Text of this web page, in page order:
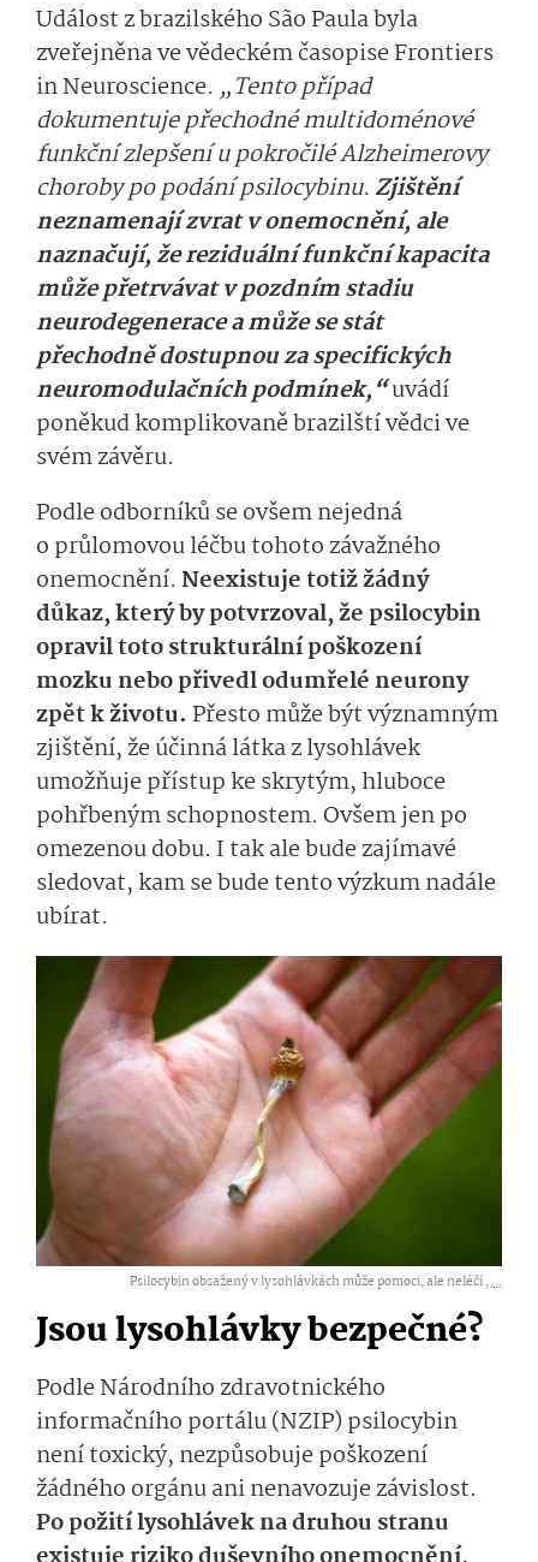
Událost z brazilského São Paula byla
zveřejněna ve vědeckém časopise Frontiers
in Neuroscience. „Tento případ
dokumentuje přechodné multidoménové
funkční zlepšení u pokročilé Alzheimerovy
choroby po podání psilocybinu. Zjištění
neznamenají zvrat v onemocnění, ale
naznačují, že reziduální funkční kapacita
může přetrvávat v pozdním stadiu
neurodegenerace a může se stát
přechodně dostupnou za specifických
neuromodulačních podmínek,“uvádí
poněkud komplikovaně brazilští vědci ve
svém závěru.
Podle odborníků se ovšem nejedná
o průlomovou léčbu tohoto závažného
onemocnění. Neexistuje totiž žádný
důkaz, který by potvrzoval, že psilocybin
opravil toto strukturální poškození
mozku nebo přivedl odumřelé neurony
zpět k životu. Přesto může být významným
zjištění, že účinná látka z lysohlávek
umožňuje přístup ke skrytým, hluboce
pohřbeným schopnostem. Ovšem jen po
omezenou dobu. I tak ale bude zajímavé
sledovat, kam se bude tento výzkum nadále
ubírat.
Psilocybin obsažený v lysohlávkách může pomoci, ale neléčí ,...
Jsou lysohlávky bezpečné?
Podle Národního zdravotnického
informačního portálu (NZIP)psilocybin
není toxický, nezpůsobuje poškození
žádného orgánu ani nenavozuje zá­vislost.
Po požití lysohlávek na druhou stranu